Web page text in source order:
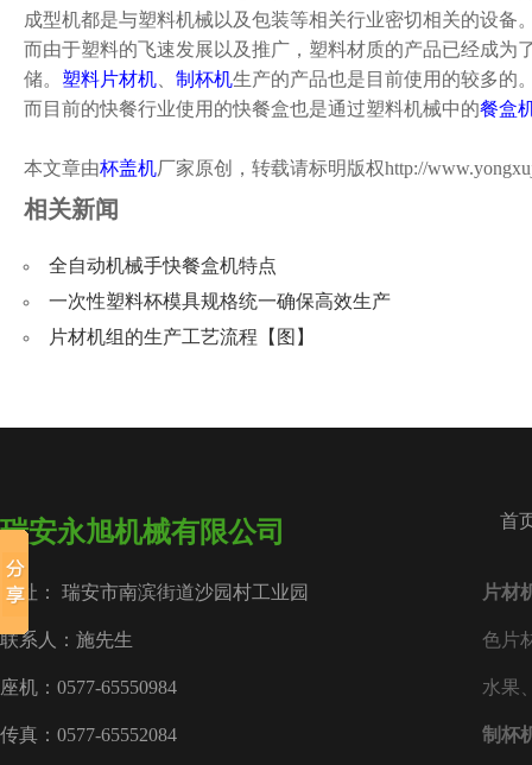
成型机都是与塑料机械以及包装等相关行业密切相关的设备
而由于塑料的飞速发展以及推广，塑料材质的产品已经成
储。 塑料片材机、 制杯机生产的产品也是目前使用的较多的
而目前的快餐行业使用的快餐盒也是通过塑料机械中的餐盒
本文章由杯盖机厂家原创，转载请标明版权http://
相关新闻
全自动机械手快餐盒机特点
一次性塑料杯模具规格统一确保高效生产
片材机组的生产工艺流程【图】
瑞安永旭机械有限公司
地址： 瑞安市南滨街道沙园村工业园
联系人：施先生
座机：0577-65550984
传真：0577-65552084
首
片材
色片
水果
制杯